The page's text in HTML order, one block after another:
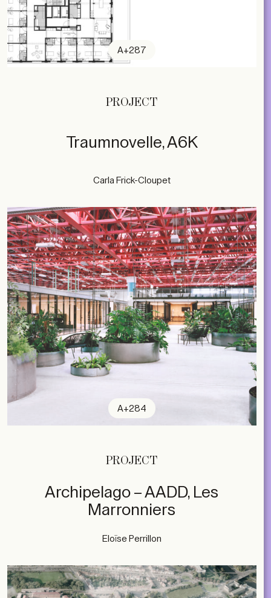
A+287
PROJECT
Traumnovelle, A6K
Carla Frick-Cloupet
A+284
PROJECT
Archipelago – AADD, Les
Marronniers
Eloïse Perrillon